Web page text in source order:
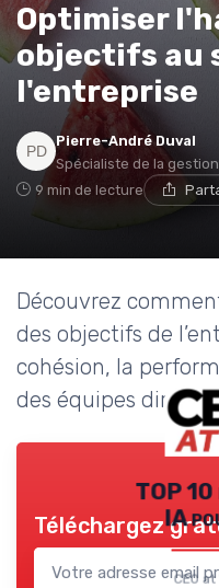
Optimiser
objectifs au
l'entreprise
Pierre-André Duval
Spécialiste de la
9 min de lecture
Découvrez
des objectifs de
cohésion, la
des équipes
TOP
IA
CEO
Téléchargez